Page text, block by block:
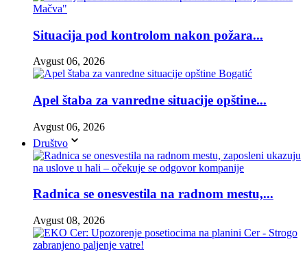
Situacija pod kontrolom nakon požara...
Avgust 06, 2026
Apel štaba za vanredne situacije opštine...
Avgust 06, 2026
Društvo
Radnica se onesvestila na radnom mestu,...
Avgust 08, 2026